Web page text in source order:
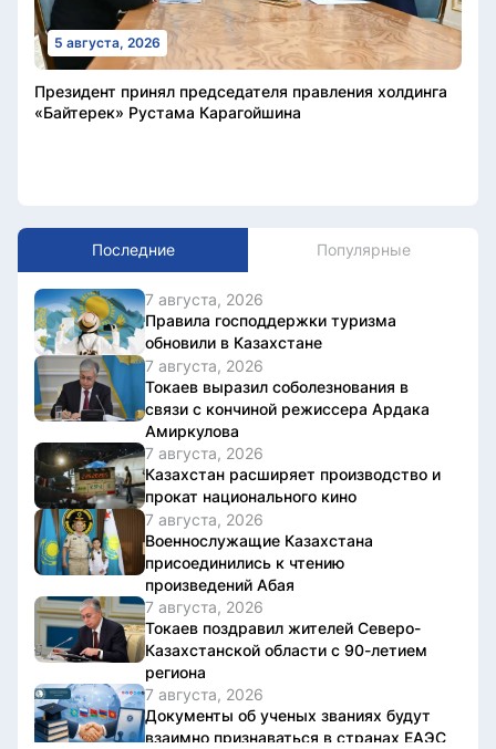
5 августа, 2026
Президент принял председателя правления холдинга
«Байтерек» Рустама Карагойшина
Последние Популярные
7 августа, 2026
Правила господдержки туризма
обновили в Казахстане
7 августа, 2026
Токаев выразил соболезнования в
связи с кончиной режиссера Ардака
Амиркулова
7 августа, 2026
Казахстан расширяет производство и
прокат национального кино
7 августа, 2026
Военнослужащие Казахстана
присоединились к чтению
произведений Абая
7 августа, 2026
Токаев поздравил жителей Северо-
Казахстанской области с 90-летием
региона
7 августа, 2026
Документы об ученых званиях будут
взаимно признаваться в странах ЕАЭС